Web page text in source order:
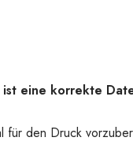
eine korrekte
den Druck